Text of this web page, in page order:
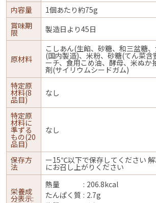
内容量
1個あたり約75g
賞味期
限 製造日より45日
原材料
こしあん(生餡、砂糖、和三盆糖
(国内製造)、米粉、砂糖(てん菜含
ーチ、食用こめ油、酵母、米ぬか
剤(サイリウムシードガム)
特定原
材料(8
品目)
なし
特定原
材料に
準ずる
もの(20
品目)
なし
保存方
法
ー15℃以下で保存してください
にお召し上がりください
栄養成
分表示:
熱量
206.8kcal
たんぱく質
2.7g